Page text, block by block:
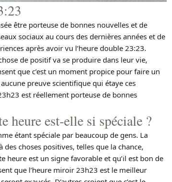
être porteuse de bonnes nouvelles et de
sociaux au cours des dernières années et de
après avoir vu l’heure double 23:23.
de positif va se produire dans leur vie,
que c’est un moment propice pour faire un
preuve scientifique qui étaye ces
est réellement porteuse de bonnes
heure est-elle si spéciale ?
étant spéciale par beaucoup de gens. La
choses positives, telles que la chance,
heure est un signe favorable et qu’il est bon de
que l’heure miroir 23h23 est le meilleur